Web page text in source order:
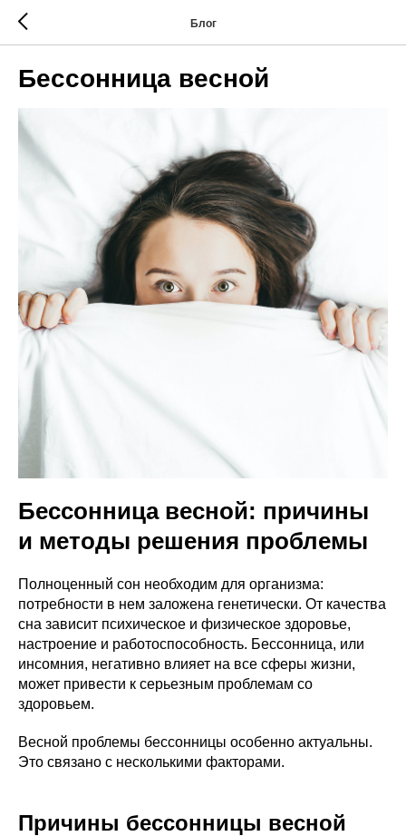
Блог
Бессонница весной
Бессонница весной: причины
и методы решения проблемы
Полноценный сон необходим для организма:
потребности в нем заложена генетически. От качества
сна зависит психическое и физическое здоровье,
настроение и работоспособность. Бессонница, или
инсомния, негативно влияет на все сферы жизни,
может привести к серьезным проблемам со
здоровьем.
Весной проблемы бессонницы особенно актуальны.
Это связано с несколькими факторами.
Причины бессонницы весной